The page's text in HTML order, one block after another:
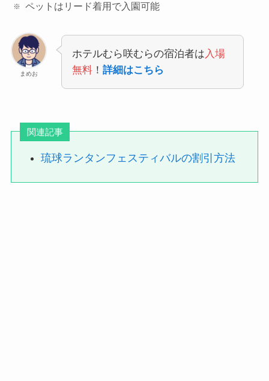
ペットはリード着用で入園可能
まめお
ホテルむら咲むらの宿泊者は入場
無料！ 詳細はこちら
関連記事
琉球ランタンフェスティバルの割引方法